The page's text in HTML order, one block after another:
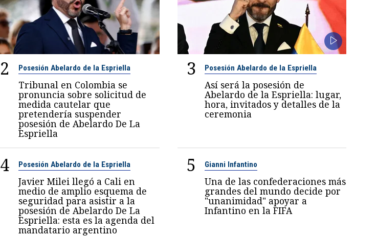
2 Posesión Abelardo de la Espriella
Tribunal en Colombia se
pronuncia sobre solicitud de
medida cautelar que
pretendería suspender
posesión de Abelardo De La
Espriella
3 Posesión Abelardo de la Espriella
Así será la posesión de
Abelardo de la Espriella: lugar,
hora, invitados y detalles de la
ceremonia
4 Posesión Abelardo de la Espriella
Javier Milei llegó a Cali en
medio de amplio esquema de
seguridad para asistir a la
posesión de Abelardo De La
Espriella: esta es la agenda del
mandatario argentino
5 Gianni Infantino
Una de las confederaciones más
grandes del mundo decide por
"unanimidad" apoyar a
Infantino en la FIFA